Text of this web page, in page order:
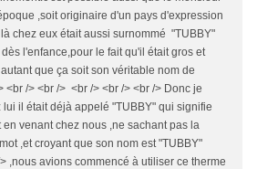
,soit originaire d'un pays d'expression
chez eux était aussi surnommé "TUBBY"
l'enfance,pour le fait qu'il était gros et
que ça soit son véritable nom de
<br /> <br /> <br /> <br /> <br /> Donc je
lui il était déjà appelé "TUBBY" qui signifie
en venant chez nous ,ne sachant pas la
,et croyant que son nom est "TUBBY"
,nous avions commencé à utiliser ce therme